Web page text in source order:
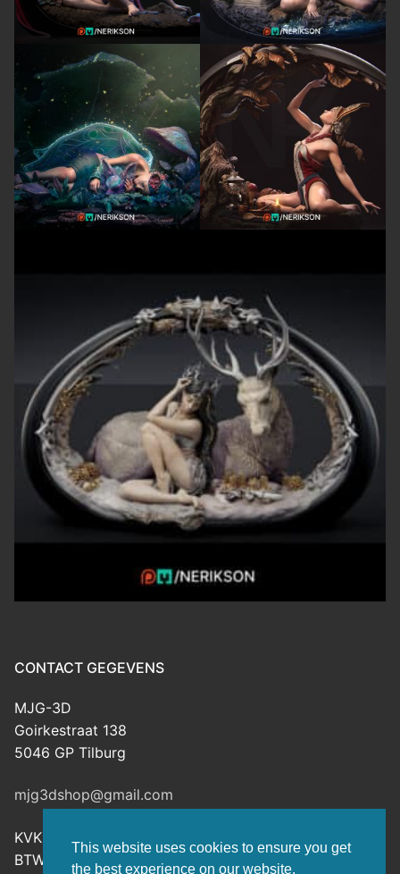
This website uses cookies to ensure you get
the best experience on our website.
CONTACT GEGEVENS
MJG-3D
Goirkestraat 138
5046 GP Tilburg
mjg3dshop@gmail.com
KVK: 80143601
BTW-nr: NL003398508B26